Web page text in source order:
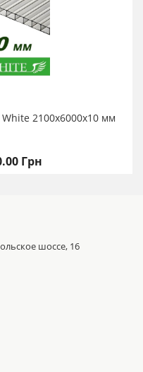
2100х6000х10 мм
Грн
шоссе, 16